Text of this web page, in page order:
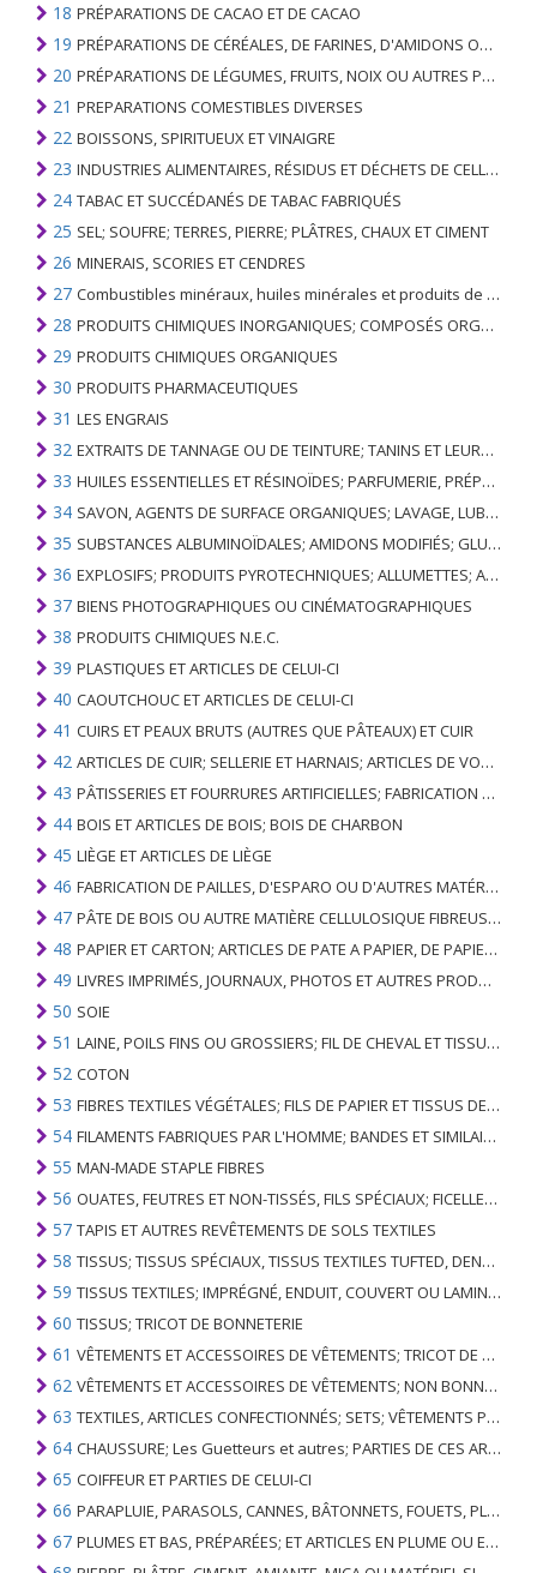
18 PRÉPARATIONS DE CACAO ET DE CACAO
19 PRÉPARATIONS DE CÉRÉALES, DE FARINES, D'AMIDONS OU DE LAIT; PRODUITS DE PATISSERIE
20 PRÉPARATIONS DE LÉGUMES, FRUITS, NOIX OU AUTRES PARTIES DE PLANTES
21 PREPARATIONS COMESTIBLES DIVERSES
22 BOISSONS, SPIRITUEUX ET VINAIGRE
23 INDUSTRIES ALIMENTAIRES, RÉSIDUS ET DÉCHETS DE CELLES-CI; FOURRAGE ANIMAL PRÉPARÉ
24 TABAC ET SUCCÉDANÉS DE TABAC FABRIQUÉS
25 SEL; SOUFRE; TERRES, PIERRE; PLÂTRES, CHAUX ET CIMENT
26 MINERAIS, SCORIES ET CENDRES
27 Combustibles minéraux, huiles minérales et produits de leur distillation; SUBSTANCES BITUMINEUSES; CIRES MINÉRALES
28 PRODUITS CHIMIQUES INORGANIQUES; COMPOSÉS ORGANIQUES ET INORGANIQUES DE MÉTAUX PRÉCIEUX; DE MÉTAUX DES TERRES RARES, D'ÉLÉMENTS RADIOACTIFS ET D'ISOTOPES
29 PRODUITS CHIMIQUES ORGANIQUES
30 PRODUITS PHARMACEUTIQUES
31 LES ENGRAIS
32 EXTRAITS DE TANNAGE OU DE TEINTURE; TANINS ET LEURS DERIVES; COLORANTS, PIGMENTS ET AUTRES MATIERES COLORANTES; PEINTURES, VERNIS; MASTIC, AUTRES MASTIQUES; ENCRES
33 HUILES ESSENTIELLES ET RÉSINOÏDES; PARFUMERIE, PRÉPARATIONS COSMÉTIQUES OU DE TOILETTE
34 SAVON, AGENTS DE SURFACE ORGANIQUES; LAVAGE, LUBRIFICATION, POLISSAGE OU PRÉPARATION À L'ÉPURATION; CIRES ARTIFICIELLES OU PRÉPARÉES, BOUGIES ET ARTICLES SIMILAIRES, PÂTES À MODÉLISER, CIRES DENTAIRES ET PRÉPARATIONS DENTAIRES À BASE DE PLÂTRE
35 SUBSTANCES ALBUMINOÏDALES; AMIDONS MODIFIÉS; GLUES; ENZYMES
36 EXPLOSIFS; PRODUITS PYROTECHNIQUES; ALLUMETTES; ALLIAGES PYROPHORIQUES; CERTAINES PRÉPARATIONS COMBUSTIBLES
37 BIENS PHOTOGRAPHIQUES OU CINÉMATOGRAPHIQUES
38 PRODUITS CHIMIQUES N.E.C.
39 PLASTIQUES ET ARTICLES DE CELUI-CI
40 CAOUTCHOUC ET ARTICLES DE CELUI-CI
41 CUIRS ET PEAUX BRUTS (AUTRES QUE PÂTEAUX) ET CUIR
42 ARTICLES DE CUIR; SELLERIE ET ​​HARNAIS; ARTICLES DE VOYAGE, SACS À MAIN ET RÉCIPIENTS ANALOGUES; ARTICLES DE GUT ANIMAL (AUTRE QUE GUT DE SOIE-VERT)
43 PÂTISSERIES ET FOURRURES ARTIFICIELLES; FABRICATION DE CELLES-CI
44 BOIS ET ARTICLES DE BOIS; BOIS DE CHARBON
45 LIÈGE ET ARTICLES DE LIÈGE
46 FABRICATION DE PAILLES, D'ESPARO OU D'AUTRES MATÉRIAUX DE COULÉE; BASKETWARE ET WICKERWORK
47 PÂTE DE BOIS OU AUTRE MATIÈRE CELLULOSIQUE FIBREUSE; PAPIER OU CARTON RÉCUPÉRÉ (DÉCHETS ET DÉCHETS)
48 PAPIER ET CARTON; ARTICLES DE PATE A PAPIER, DE PAPIER OU DE CARTON
49 LIVRES IMPRIMÉS, JOURNAUX, PHOTOS ET AUTRES PRODUITS DE L'INDUSTRIE DE L'IMPRIMERIE; MANUSCRITS, TYPESCRIPTS ET PLANS
50 SOIE
51 LAINE, POILS FINS OU GROSSIERS; FIL DE CHEVAL ET TISSU TISSÉ
52 COTON
53 FIBRES TEXTILES VÉGÉTALES; FILS DE PAPIER ET TISSUS DE FILS DE PAPIER
54 FILAMENTS FABRIQUES PAR L'HOMME; BANDES ET SIMILAIRES DE MATIERES TEXTILES SYNTHETIQUES
55 MAN-MADE STAPLE FIBRES
56 OUATES, FEUTRES ET NON-TISSÉS, FILS SPÉCIAUX; FICELLES, CORDES, CORDES, CÂBLES ET ARTICLES ASSOCIÉS
57 TAPIS ET AUTRES REVÊTEMENTS DE SOLS TEXTILES
58 TISSUS; TISSUS SPÉCIAUX, TISSUS TEXTILES TUFTED, DENTELLE, TAPISSERIES, GARNITURES, BRODERIES
59 TISSUS TEXTILES; IMPRÉGNÉ, ENDUIT, COUVERT OU LAMINÉ; ARTICLES TEXTILES D'UN TYPE ADAPTÉ À L'USAGE INDUSTRIEL
60 TISSUS; TRICOT DE BONNETERIE
61 VÊTEMENTS ET ACCESSOIRES DE VÊTEMENTS; TRICOT DE BONNETERIE
62 VÊTEMENTS ET ACCESSOIRES DE VÊTEMENTS; NON BONNETERIE
63 TEXTILES, ARTICLES CONFECTIONNÉS; SETS; VÊTEMENTS PORTÉS ET ARTICLES TEXTILES USÉS; RAGS
64 CHAUSSURE; Les Guetteurs et autres; PARTIES DE CES ARTICLES
65 COIFFEUR ET PARTIES DE CELUI-CI
66 PARAPLUIE, PARASOLS, CANNES, BÂTONNETS, FOUETS, PLANTES DE CONDUITE; ET LEURS PARTIES
67 PLUMES ET BAS, PRÉPARÉES; ET ARTICLES EN PLUME OU EN BAS; FLEURS ARTIFICIELLES; ARTICLES DE CHEVEUX HUMAINS